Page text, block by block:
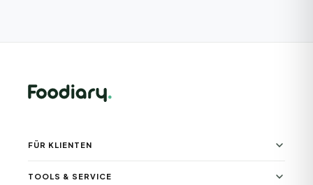
FÜR KLIENTEN
TOOLS & SERVICE